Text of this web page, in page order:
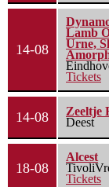
14-08
Lamb
Urne,
Tickets
14-08
Zeeltje
Deest
18-08
Alcest
Tickets